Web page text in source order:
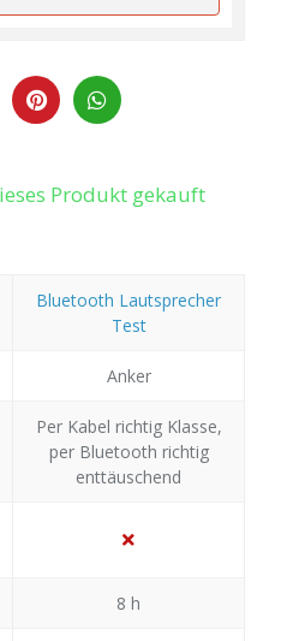
Produkt gekauft
Bluetooth Lautsprecher
Test
Anker
Per Kabel richtig Klasse,
per Bluetooth richtig
enttäuschend
8 h